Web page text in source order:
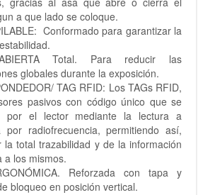
a que lado se coloque.
Conformado para garantizar la
Total. Para reducir las
globales durante la exposición.
TAG RFID: Los TAGs RFID,
pasivos con código único que se
por el lector mediante la lectura a
por radiofrecuencia, permitiendo así,
la total trazabilidad y de la información
a los mismos.
Reforzada con tapa y
bloqueo en posición vertical.